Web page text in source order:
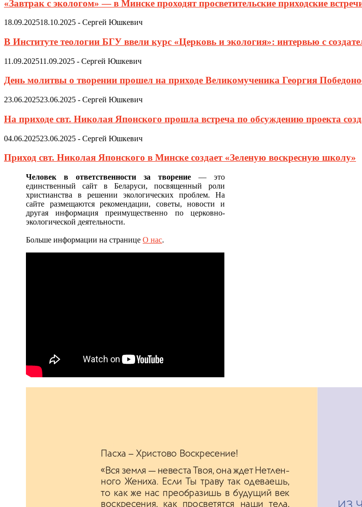
«Завтрак с экологом» — в Минске проходят просветительские приходские
18.09.202518.10.2025 - Сергей Юшкевич
В Институте теологии БГУ ввели курс «Церковь и экология»: интервью с
11.09.202511.09.2025 - Сергей Юшкевич
День молитвы о творении прошел на приходе Великомученика Георгия
23.06.202523.06.2025 - Сергей Юшкевич
На приходе свт. Николая Японского прошла встреча по обсуждению проекта
04.06.202523.06.2025 - Сергей Юшкевич
Приход свт. Николая Японского в Минске создает «Зеленую воскресную школу»
Человек в ответственности за творение— это
единственный сайт в Беларуси, посвященный роли
христианства в решении экологических проблем. На
сайте размещаются рекомендации, советы, новости и
другая информация преимущественно по церковно-
экологической деятельности.
Больше информации на страницеО нас.